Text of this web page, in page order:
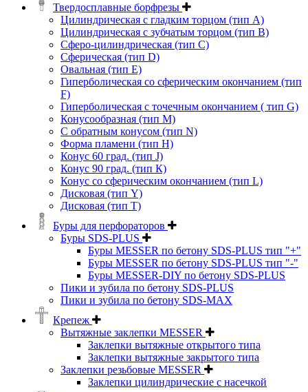
Твердосплавные борфрезы
Цилиндрическая с гладким торцом (тип А)
Цилиндрическая с зубчатым торцом (тип В)
Сферо-цилиндрическая (тип С)
Сферическая (тип D)
Овальная (тип Е)
Гиперболическая со сферическим окончанием (тип
F)
Гиперболическая с точечным окончанием ( тип G)
Конусообразная (тип М)
C обратным конусом (тип N)
Форма пламени (тип H)
Конус 60 град. (тип J)
Конус 90 град. (тип К)
Конус со сферическим окончанием (тип L)
Дисковая (тип Y)
Дисковая (тип Т)
Буры для перфораторов
Буры SDS-PLUS
Буры MESSER по бетону SDS-PLUS тип "+"
Буры MESSER по бетону SDS-PLUS тип "-"
Буры MESSER-DIY по бетону SDS-PLUS
Пики и зубила по бетону SDS-PLUS
Пики и зубила по бетону SDS-MAX
Крепеж
Вытяжные заклепки MESSER
Заклепки вытяжные открытого типа
Заклепки вытяжные закрытого типа
Заклепки резьбовые MESSER
Заклепки цилиндрические с насечкой